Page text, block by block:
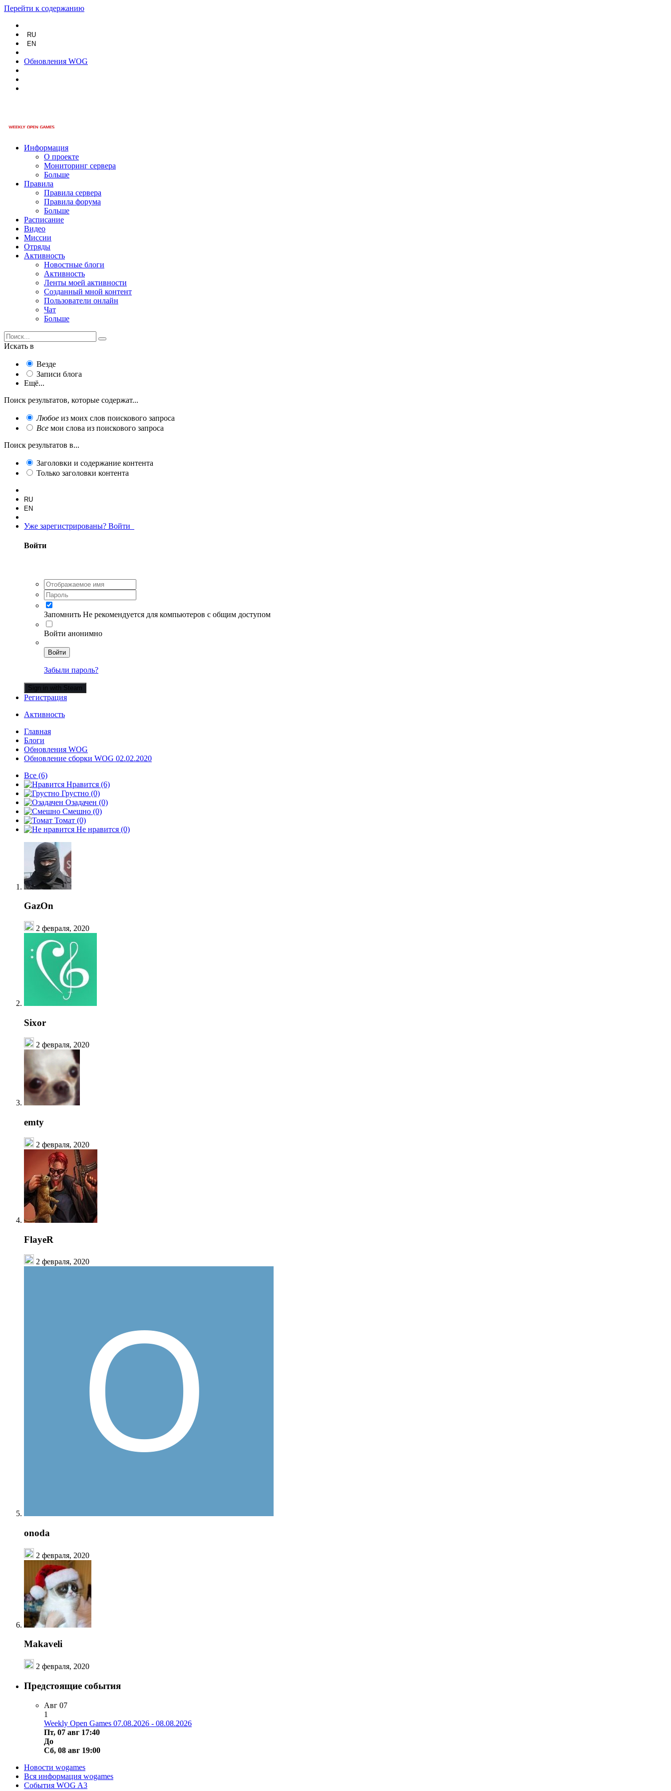
Перейти к содержанию
RU
EN
Обновления WOG
Информация
О проекте
Мониторинг сервера
Больше
Правила
Правила сервера
Правила форума
Больше
Расписание
Видео
Миссии
Отряды
Активность
Новостные блоги
Активность
Ленты моей активности
Созданный мной контент
Пользователи онлайн
Чат
Больше
Искать в
Везде
Записи блога
Ещё...
Поиск результатов, которые содержат...
Любое из моих слов поискового запроса
Все мои слова из поискового запроса
Поиск результатов в...
Заголовки и содержание контента
Только заголовки контента
RU
EN
Уже зарегистрированы? Войти
Войти
Запомнить Не рекомендуется для компьютеров с общим доступом
Войти анонимно
Войти
Забыли пароль?
Sign in with Steam
Регистрация
Активность
Главная
Блоги
Обновления WOG
Обновление сборки WOG 02.02.2020
Все (6)
Нравится (6)
Грустно (0)
Озадачен (0)
Смешно (0)
Томат (0)
Не нравится (0)
GazOn
2 февраля, 2020
Sixor
2 февраля, 2020
emty
2 февраля, 2020
FlayeR
2 февраля, 2020
onoda
2 февраля, 2020
Makaveli
2 февраля, 2020
Предстоящие события
Авг 07
1
Weekly Open Games 07.08.2026 - 08.08.2026
Пт, 07 авг 17:40
До
Сб, 08 авг 19:00
Новости wogames
Вся информация wogames
События WOG A3